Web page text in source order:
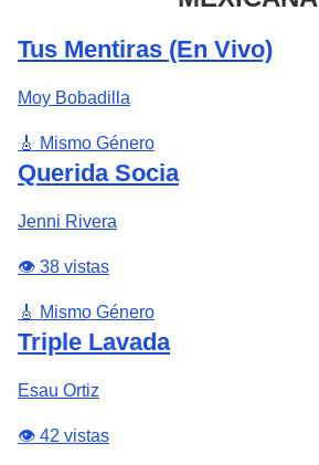
Tus Mentiras (En Vivo)
Moy Bobadilla
🎸 Mismo Género
Querida Socia
Jenni Rivera
👁️ 38 vistas
🎸 Mismo Género
Triple Lavada
Esau Ortiz
👁️ 42 vistas